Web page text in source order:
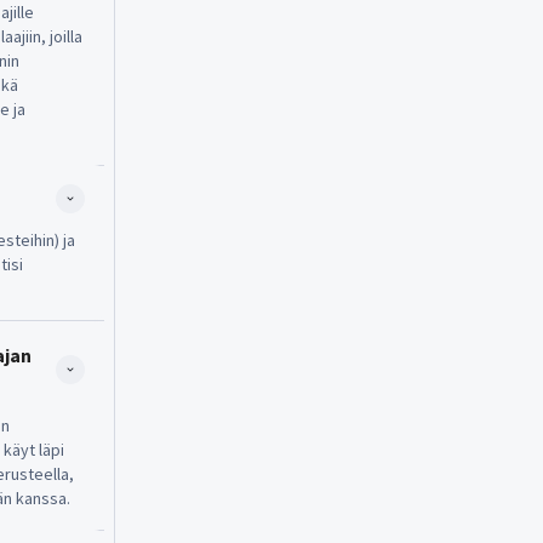
joilla
ja
ja
läpi
kanssa.